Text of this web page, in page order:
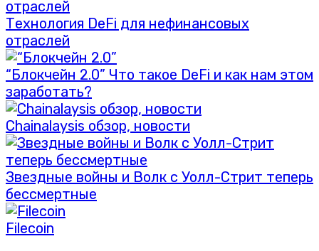
Технология DeFi для нефинансовых
отраслей
“Блокчейн 2.0” Что такое DeFi и как нам этом
заработать?
Chainalaysis обзор, новости
Звездные войны и Волк с Уолл-Стрит теперь
бессмертные
Filecoin